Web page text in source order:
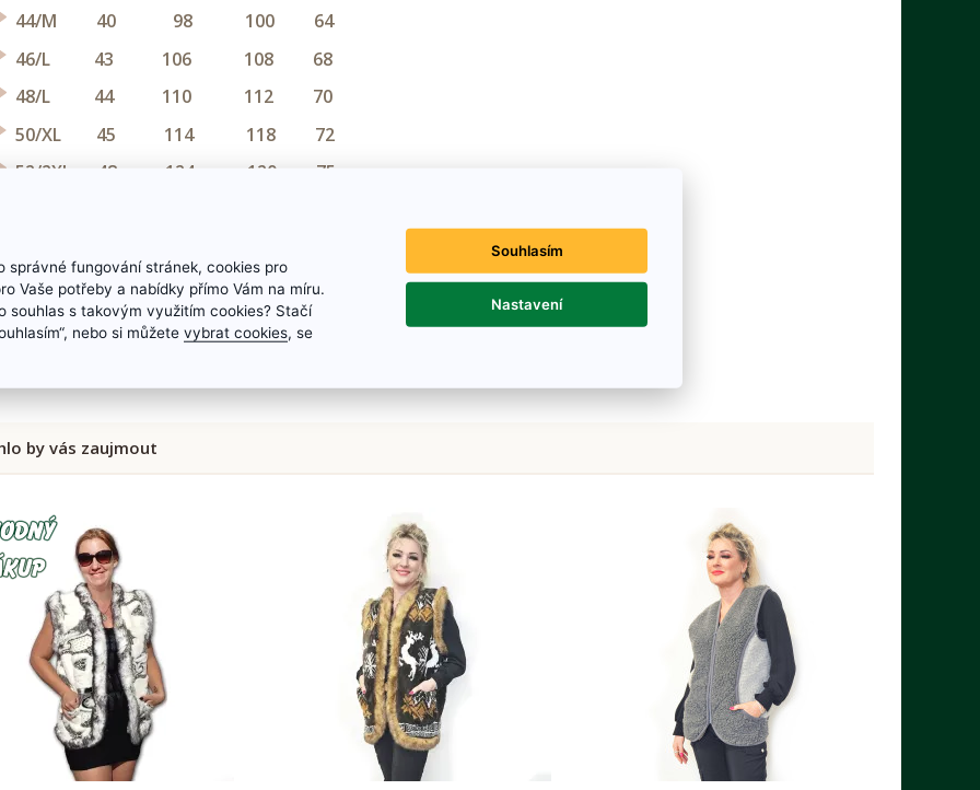
44/M 40 98 100 64
46/L 43 106 108 68
48/L 44 110 112 70
50/XL 45 114 118 72
52/2XL 48 124 120 75
60/5XL 54 136 140 77
62/6XL 56 140 144 78
by vás zaujmout
správné fungování stránek, cookies pro
Vaše potřeby a nabídky přímo Vám na míru.
souhlas s takovým využitím cookies? Stačí
nebo si můžete vybrat cookies, se
Souhlasím
Nastavení